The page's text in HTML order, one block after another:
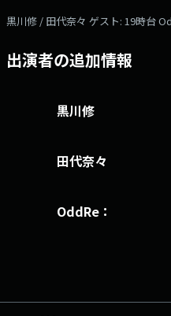
WEATHER REPORT 】 - 本日
サイト：https://fmfukuoka.co.jp/
https://fmfukuoka.co.jp/
黒川修 / 田代奈々 ゲスト: 19時台
出演者の追加情報
黒川修
田代奈々
OddRe：